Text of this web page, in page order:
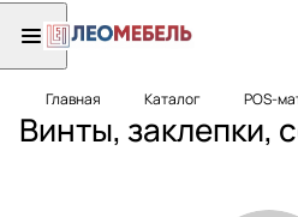
Главная Каталог POS-
Винты, заклепки,